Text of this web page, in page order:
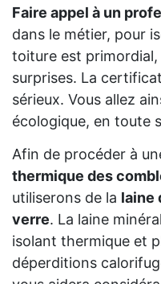
Faire appel à un
dans le métier, pour
toiture est primordial,
surprises. La
sérieux. Vous allez
écologique, en toute
Afin de procéder à
thermique des
utiliserons de la laine
verre. La laine
isolant thermique et
déperditions